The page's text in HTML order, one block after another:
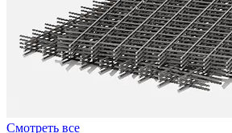
Смотреть все